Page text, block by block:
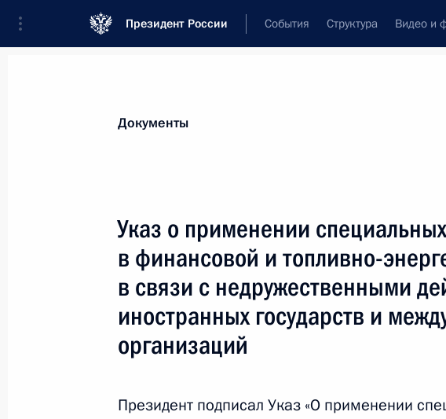
Президент России События Структура Видео и
Указ о праздновании столетия со дня рождения
18 августа 2022 года, 18:00
15 августа 2022 года, понедельник
системы
Документы
Указ о применении
в финансовой и топливно-
в связи с недружественными
иностранных государств и
организаций
Президент подписал Указ «О применении